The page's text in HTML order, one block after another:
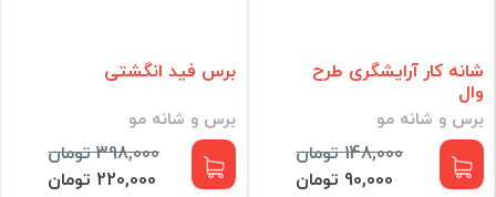
شانه کار آرایشگری طرح
وال
برس و شانه مو
148,000 تومان
90,000 تومان
برس فید انگشتی
برس و شانه مو
398,000 تومان
220,000 تومان